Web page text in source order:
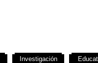
Investigación